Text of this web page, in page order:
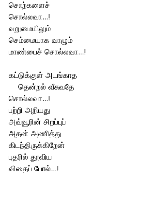
சொற்களைச்
சொல்லவா...!
வறுமையிலும்
செம்மையாக வாழும்
மாண்பைச் சொல்லவா...!
கட்டுக்குள் அடங்காத
தென்றல் வீசுவதே
சொல்லவா...!
பற்றி அறியது
அவ்வூரின் சிறப்புப்
அதன் அணித்து
கிடந்திருக்கிறேன்
புதரில் தூவிய
விதைப் போல்...!